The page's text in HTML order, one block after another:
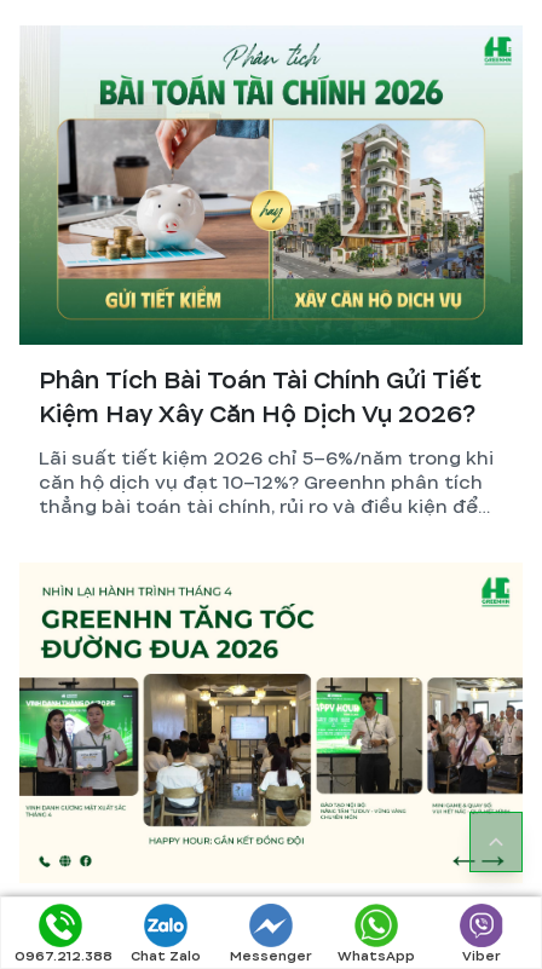
Phân Tích Bài Toán Tài Chính Gửi Tiết
Kiệm Hay Xây Căn Hộ Dịch Vụ 2026?
Lãi suất tiết kiệm 2026 chỉ 5–6%/năm trong khi
căn hộ dịch vụ đạt 10–12%? Greenhn phân tích
thẳng bài toán tài chính, rủi ro và điều kiện để
Happy Hour Tháng 5
GreenHN bùng nổ Happy Hour tháng 5 với kỷ lục
0967.212.388 Chat Zalo Messenger WhatsApp Viber